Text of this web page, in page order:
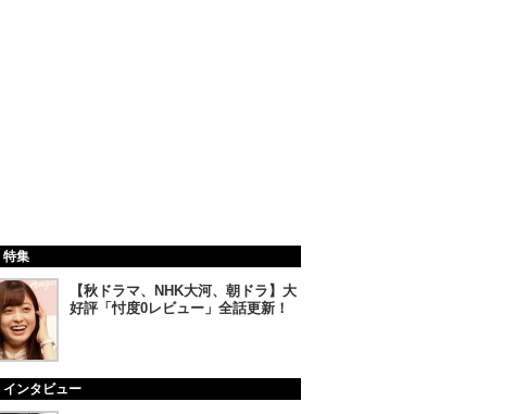
特集
【秋ドラマ、NHK大河、朝ドラ】大
好評「忖度0レビュー」全話更新！
インタビュー